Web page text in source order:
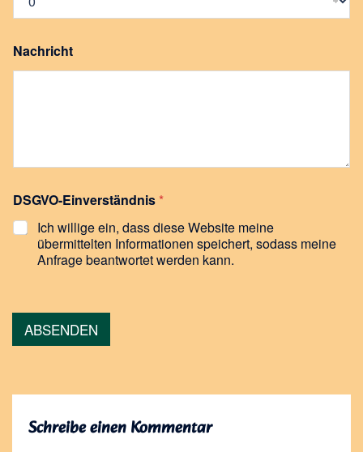
Nachricht
DSGVO-Einverständnis *
Ich willige ein, dass diese Website meine
übermittelten Informationen speichert, sodass meine
Anfrage beantwortet werden kann.
ABSENDEN
Schreibe einen Kommentar